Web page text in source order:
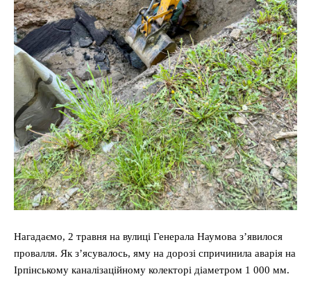
Нагадаємо, 2 травня на вулиці Генерала Наумова з’явилося
провалля. Як з’ясувалось, яму на дорозі спричинила аварія на
Ірпінському каналізаційному колекторі діаметром 1 000 мм.